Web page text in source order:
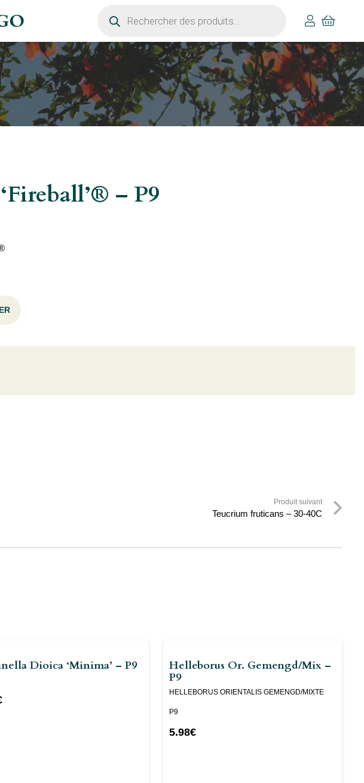
produits
– P9
Produit suivant
Teucrium fruticans – 30-40C
Dioica ‘Minima’ – P9
Helleborus Or. Gemengd/mix –
P9
HELLEBORUS ORIENTALIS GEMENGD/MIXTE
P9
5.98€